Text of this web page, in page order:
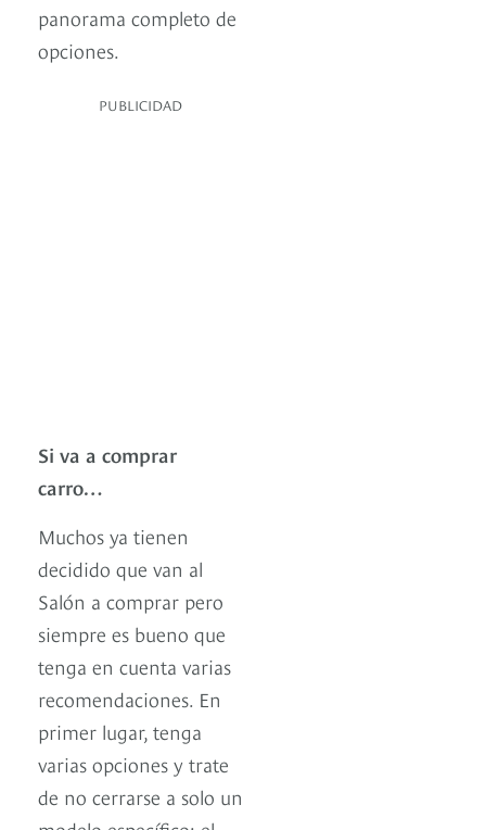
panorama completo de
opciones.
PUBLICIDAD
Si va a comprar
carro…
Muchos ya tienen
decidido que van al
Salón a comprar pero
siempre es bueno que
tenga en cuenta varias
recomendaciones. En
primer lugar, tenga
varias opciones y trate
de no cerrarse a solo un